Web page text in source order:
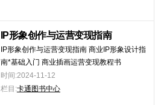
IP形象创作与运营变现指南
IP形象创作与运营变现指南 商业IP形象设计指
南*基础入门 商业插画运营变现教程书
时间:2024-11-12
栏目:卡通图书中心